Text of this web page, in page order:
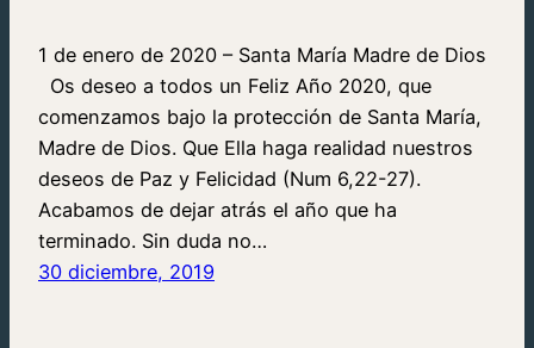
1 de enero de 2020 – Santa María Madre de Dios
Os deseo a todos un Feliz Año 2020, que
comenzamos bajo la protección de Santa María,
Madre de Dios. Que Ella haga realidad nuestros
deseos de Paz y Felicidad (Num 6,22-27).
Acabamos de dejar atrás el año que ha
terminado. Sin duda no…
30 diciembre, 2019